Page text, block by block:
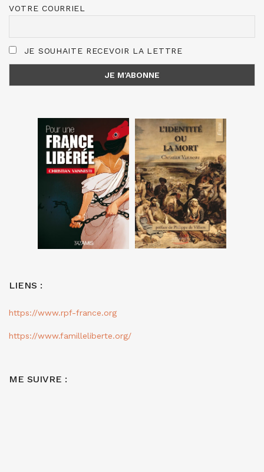
VOTRE COURRIEL
JE SOUHAITE RECEVOIR LA LETTRE
LIENS :
https://www.rpf-france.org
https://www.familleliberte.org/
ME SUIVRE :